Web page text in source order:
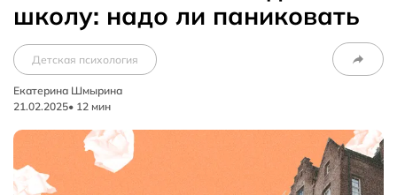
школу: надо ли паниковать
Екатерина Шмырина
21.02.2025• 12 мин
Детская психология